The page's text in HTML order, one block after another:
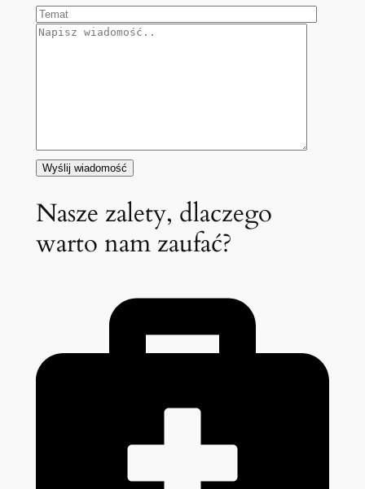
Nasze zalety, dlaczego
warto nam zaufać?